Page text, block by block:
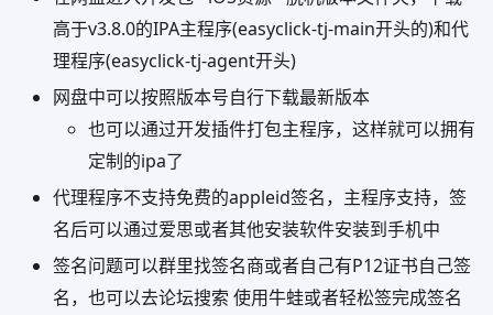
高于v3.8.0的IPA主程序(easyclick-tj-main开头的)和代
理程序(easyclick-tj-agent开头)
网盘中可以按照版本号自行下载最新版本
也可以通过开发插件打包主程序，这样就可以拥有
定制的ipa了
代理程序不支持免费的appleid签名，主程序支持，签
名后可以通过爱思或者其他安装软件安装到手机中
签名问题可以群里找签名商或者自己有P12证书自己签
名，也可以去论坛搜索 使用牛蛙或者轻松签完成签名